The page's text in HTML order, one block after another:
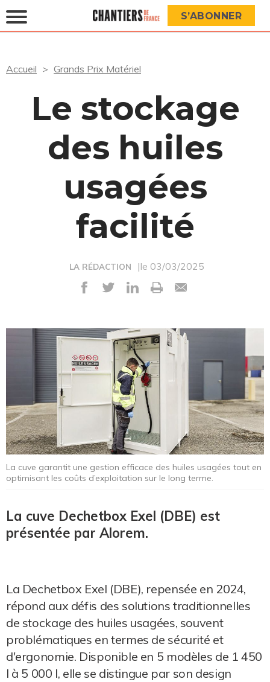
S’ABONNER
Accueil Grands Prix Matériel
Le stockage
des huiles
usagées
facilité
LA RÉDACTION |le 03/03/2025
La cuve garantit une gestion efficace des huiles usagées tout en
optimisant les coûts d’exploitation sur le long terme.
La cuve Dechetbox Exel (DBE) est
présentée par Alorem.
La Dechetbox Exel (DBE), repensée en 2024,
répond aux défis des solutions traditionnelles
de stockage des huiles usagées, souvent
problématiques en termes de sécurité et
d'ergonomie. Disponible en 5 modèles de 1 450
l à 5 000 l, elle se distingue par son design